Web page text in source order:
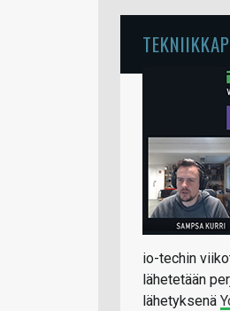
io-techin
lähetetään
lähetyksenä